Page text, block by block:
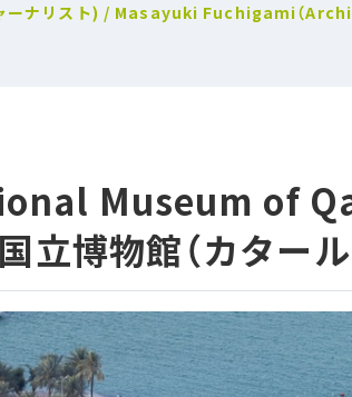
ーナリスト) / Masayuki Fuchigami（
Museum of
立博物館（カタール